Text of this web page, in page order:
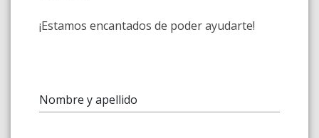
¡Estamos encantados de poder ayudarte!
Nombre y apellido